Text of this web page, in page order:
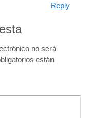
Reply
no será
están